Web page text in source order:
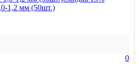
1,2 мм (50шт.)
0